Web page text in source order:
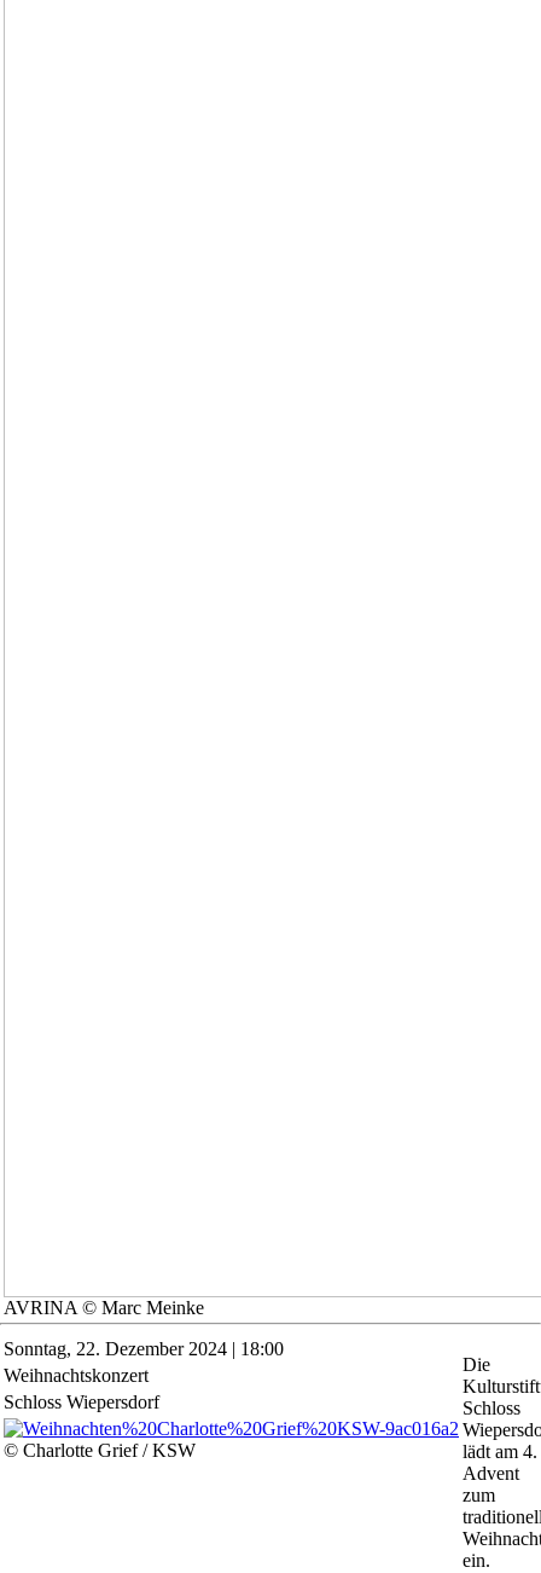
AVRINA © Marc Meinke
Sonntag, 22. Dezember 2024 | 18:00
Weihnachtskonzert
Schloss Wiepersdorf
© Charlotte Grief / KSW
Die
Schloss
lädt am 4.
Advent
zum
ein.